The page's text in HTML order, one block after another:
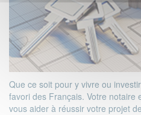
Que ce soit pour y vivre ou
favori des Français. Votre
vous aider à réussir votre projet